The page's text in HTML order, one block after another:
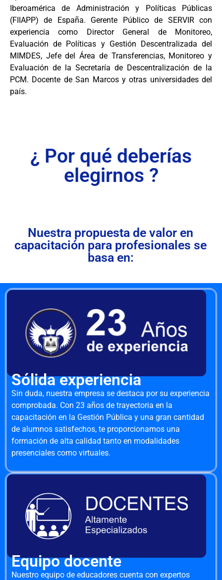
Iberoamérica de Administración y Políticas Públicas
(FIIAPP) de España. Gerente Público de SERVIR con
experiencia como Director General de Monitoreo,
Evaluación de Políticas y Gestión Descentralizada del
MIMDES, Jefe del Área de Transferencias, Monitoreo y
Evaluación de la Secretaría de Descentralización de la
PCM. Docente de San Marcos y otras universidades del
país.
¿ Por qué deberías
elegirnos ?
Nuestra propuesta de valor en
capacitación para profesionales se
basa en:
Sólida experiencia
Sin duda, nuestra empresa se destaca por su experiencia
comprobada. Con 23 años de trayectoria en la
capacitación en la Gestión Pública y una gran cantidad
de alumnos satisfechos, te proporcionamos una
formación de alta calidad tanto en modalidades
presenciales como virtuales.
Equipo docente
Nuestro equipo de educadores cuenta con expertos